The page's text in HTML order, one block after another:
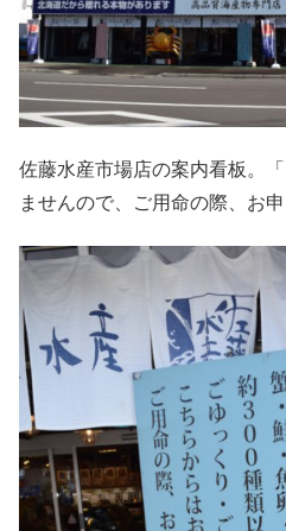
佐藤水産市場店の案内看板。
ませんので、ご用命の際、お